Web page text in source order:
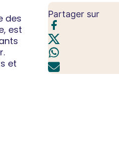
des
est
et
Partager sur